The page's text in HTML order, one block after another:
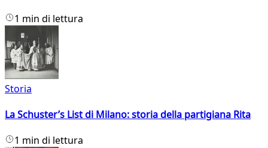
1 min di lettura
Storia
La Schuster’s List di Milano: storia della partigiana Rita
1 min di lettura